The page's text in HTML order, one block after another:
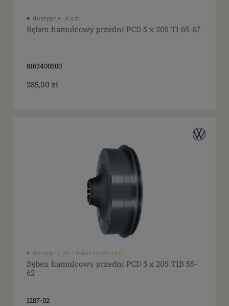
dostępne: 4 szt.
Bęben hamulcowy przedni PCD 5 x 205 T1 65-67
8163400500
285,00 zł
dostępny do 10 dni roboczych
Bęben hamulcowy przedni PCD 5 x 205 T1B 55-
62
1287-02